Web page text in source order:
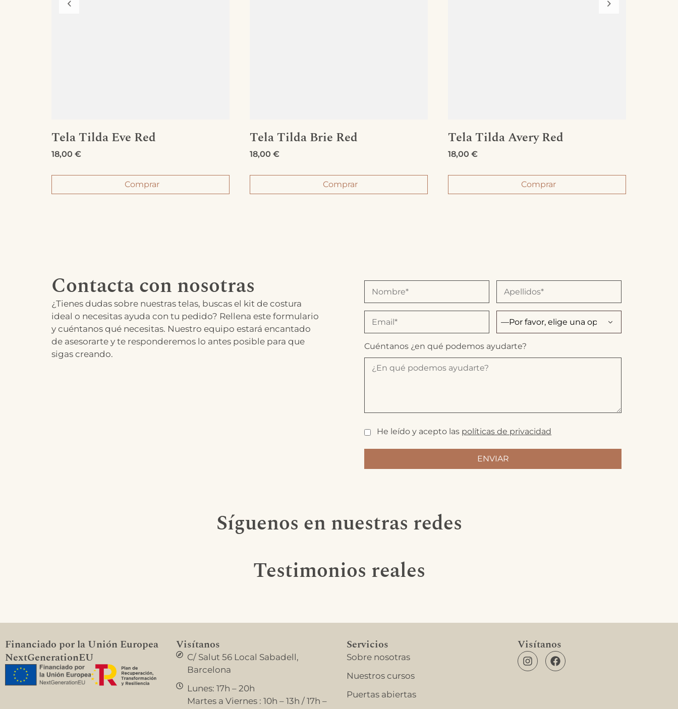
Tela Tilda Eve Red
18,00 €
Comprar
Tela Tilda Brie Red
18,00 €
Comprar
Tela Tilda Avery Red
18,00 €
Comprar
Contacta con nosotras
¿Tienes dudas sobre nuestras telas, buscas el kit de costura
ideal o necesitas ayuda con tu pedido? Rellena este formulario
y cuéntanos qué necesitas. Nuestro equipo estará encantado
de asesorarte y te responderemos lo antes posible para que
sigas creando.
Cuéntanos ¿en qué podemos ayudarte?
He leído y acepto las políticas de privacidad
Síguenos en nuestras redes
Testimonios reales
Financiado por la Unión Europea
NextGenerationEU
Visítanos
C/ Salut 56 Local Sabadell,
Barcelona
Lunes: 17h – 20h
Martes a Viernes : 10h – 13h / 17h –
Servicios
Sobre nosotras
Nuestros cursos
Puertas abiertas
Visítanos